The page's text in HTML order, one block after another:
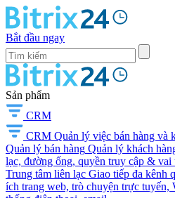
Bắt đầu ngay
Sản phẩm
CRM
CRM Quản lý việc bán hàng và
Quản lý bán hàng Quản lý khách
lạc, đường ống, quyền truy cập & vai
Trung tâm liên lạc Giao tiếp đa kênh
ích trang web, trò chuyện trực tuyến,